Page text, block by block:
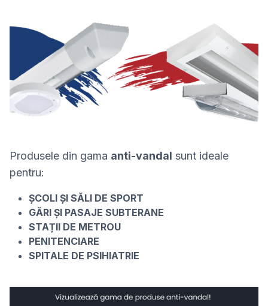
Produsele din gama anti-vandal sunt ideale
pentru:
ȘCOLI ȘI SĂLI DE SPORT
GĂRI ȘI PASAJE SUBTERANE
STAȚII DE METROU
PENITENCIARE
SPITALE DE PSIHIATRIE